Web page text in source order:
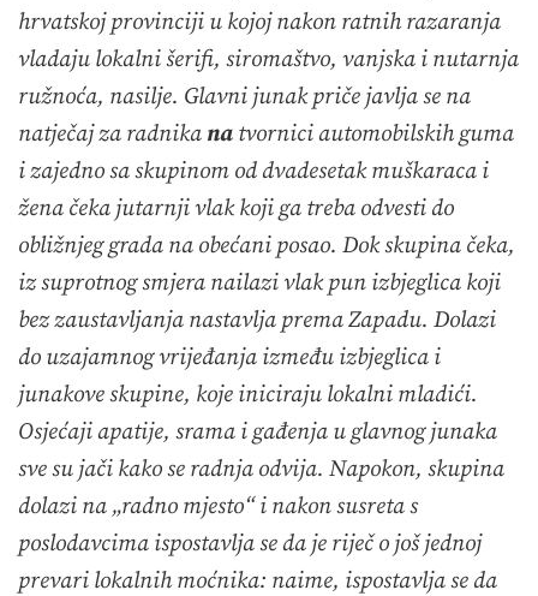
hrvatskoj provinciji u kojoj nakon ratnih razaranja
vladaju lokalni šerifi, siromaštvo, vanjska i nutarnja
ružnoća, nasilje. Glavni junak priče javlja se na
natječaj za radnika na tvornici automobilskih guma
i zajedno sa skupinom od dvadesetak muškaraca i
žena čeka jutarnji vlak koji ga treba odvesti do
obližnjeg grada na obećani posao. Dok skupina čeka,
iz suprotnog smjera nailazi vlak pun izbjeglica koji
bez zaustavljanja nastavlja prema Zapadu. Dolazi
do uzajamnog vrijeđanja između izbjeglica i
junakove skupine, koje iniciraju lokalni mladići.
Osjećaji apatije, srama i gađenja u glavnog junaka
sve su jači kako se radnja odvija. Napokon, skupina
dolazi na „radno mjesto“ i nakon susreta s
poslodavcima ispostavlja se da je riječ o još jednoj
prevari lokalnih moćnika: naime, ispostavlja se da